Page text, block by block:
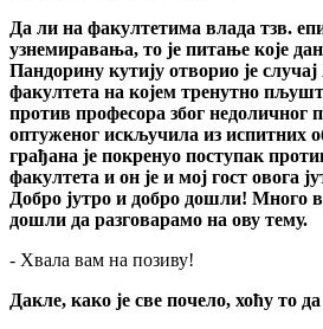
Да ли на факултетима влада тзв.
узнемиравања, то је питање које
Пандорину кутију отворио је
факултета на којем тренутно
против професора због недоличног
оптуженог искључила из испитних
грађана је покренуо поступак
факултета и он је и мој гост овога
Добро јутро и добро дошли! Много
дошли да разговарамо на ову тему.
- Хвала вам на позиву!
Дакле, како је све почело, хоћу то